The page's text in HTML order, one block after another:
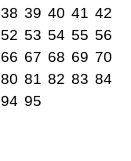
38 39 40 41 42
52 53 54 55 56
66 67 68 69 70
80 81 82 83 84
94 95